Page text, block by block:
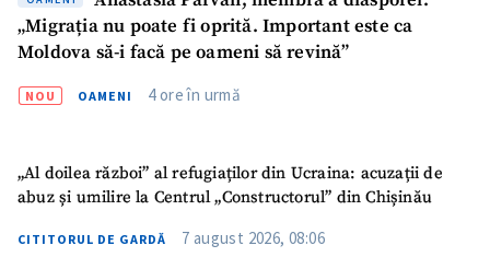
„Migrația nu poate fi oprită. Important este ca
Moldova să-i facă pe oameni să revină”
NOU OAMENI 4 ore în urmă
„Al doilea război” al refugiaților din Ucraina: acuzații de
abuz și umilire la Centrul „Constructorul” din Chișinău
CITITORUL DE GARDĂ 7 august 2026, 08:06